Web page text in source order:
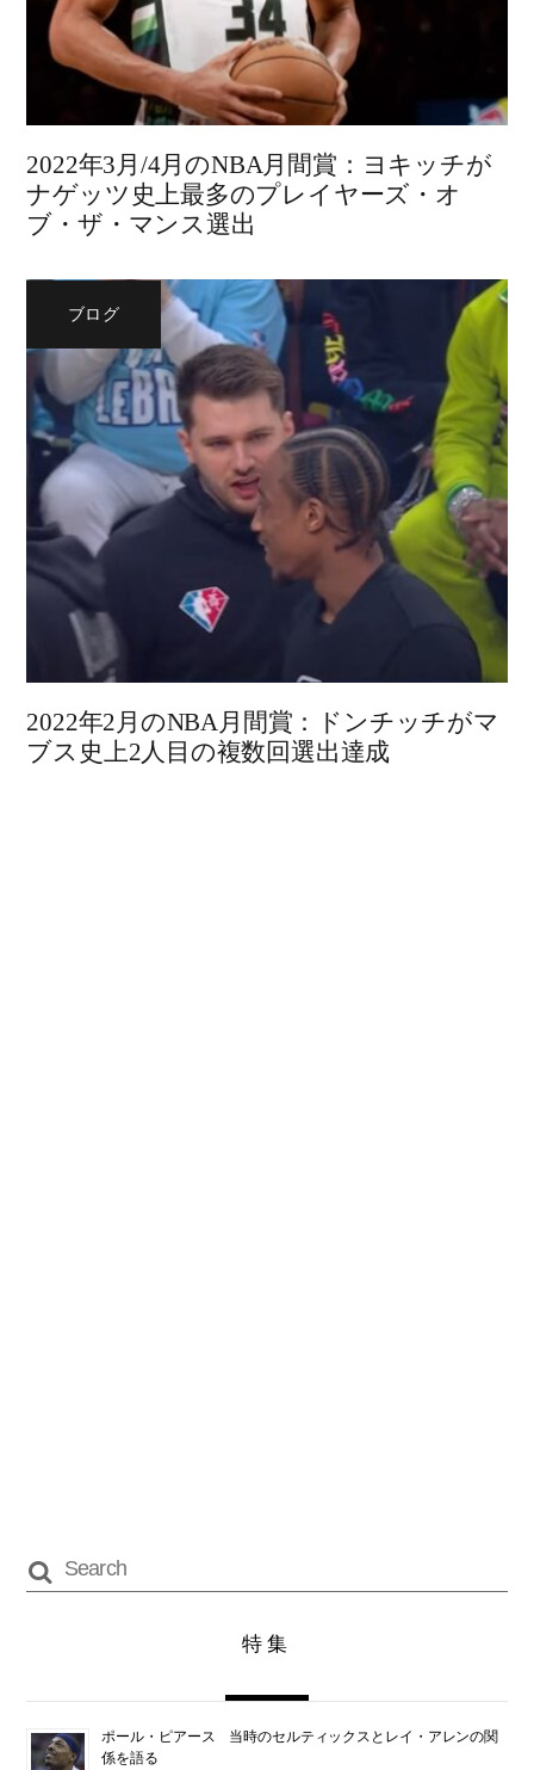
2022年3月/4月のNBA月間賞：ヨキッチが
ナゲッツ史上最多のプレイヤーズ・オ
ブ・ザ・マンス選出
ブログ
2022年2月のNBA月間賞：ドンチッチがマ
ブス史上2人目の複数回選出達成
特集
ポール・ピアース 当時のセルティックスとレイ・アレンの関
係を語る